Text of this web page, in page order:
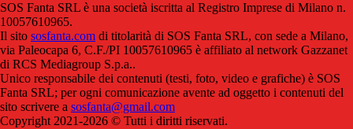
SOS Fanta SRL è una società iscritta al Registro Imprese di Milano n.
10057610965.
Il sito sosfanta.com di titolarità di SOS Fanta SRL, con sede a Milano,
via Paleocapa 6, C.F./PI 10057610965 è affiliato al network Gazzanet
di RCS Mediagroup S.p.a..
Unico responsabile dei contenuti (testi, foto, video e grafiche) è SOS
Fanta SRL; per ogni comunicazione avente ad oggetto i contenuti del
sito scrivere a sosfanta@gmail.com
Copyright 2021-2026 © Tutti i diritti riservati.